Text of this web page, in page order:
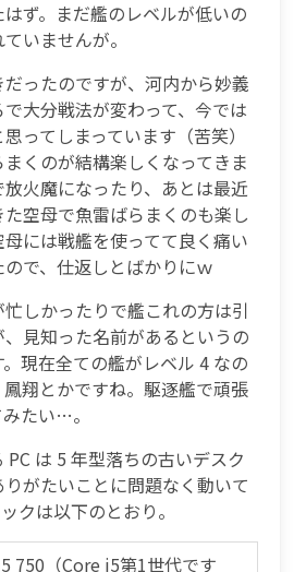
ず。まだ艦のレベルが低いの
いませんが。
ったのですが、河内から妙義
大分戦法が変わって、今では
ってしまっています（苦笑）
くのが結構楽しくなってきま
火魔になったり、あとは最近
空母で魚雷ばらまくのも楽し
には戦艦を使ってて良く痛い
で、仕返しとばかりにｗ
しかったりで艦これの方は引
見知った名前があるというの
現在全ての艦がレベル 4 なの
翔とかですね。駆逐艦で頑張
たい…。
PC は 5 年型落ちの古いデスク
りがたいことに問題なく動いて
クは以下のとおり。
750（Core i5第1世代です